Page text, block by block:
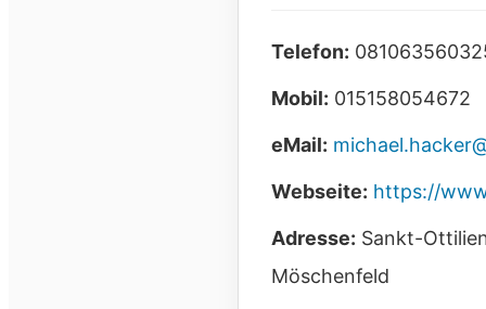
Telefon:
Mobil: 015158054672
eMail:
Webseite: https://
Adresse: Sankt-
Möschenfeld